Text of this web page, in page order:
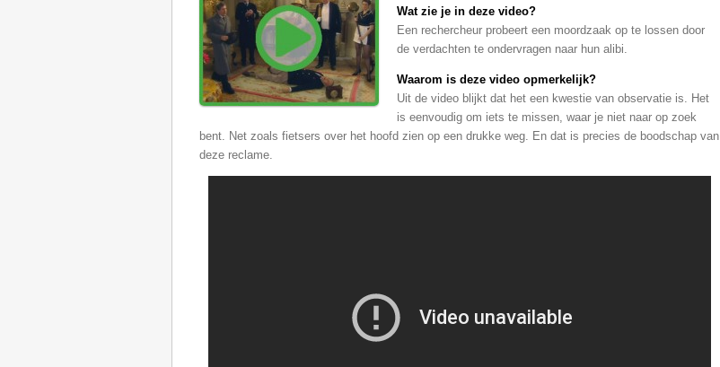
Wat zie je in deze video?
Een rechercheur probeert een moordzaak op te lossen door
de verdachten te ondervragen naar hun alibi.
Waarom is deze video opmerkelijk?
Uit de video blijkt dat het een kwestie van observatie is. Het
is eenvoudig om iets te missen, waar je niet naar op zoek
bent. Net zoals fietsers over het hoofd zien op een drukke weg. En dat is precies de boodschap van
deze reclame.